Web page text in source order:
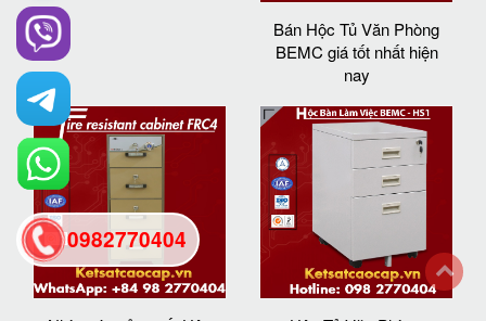
Bán Hộc Tủ Văn Phòng
BEMC giá tốt nhất hiện
nay
0982770404